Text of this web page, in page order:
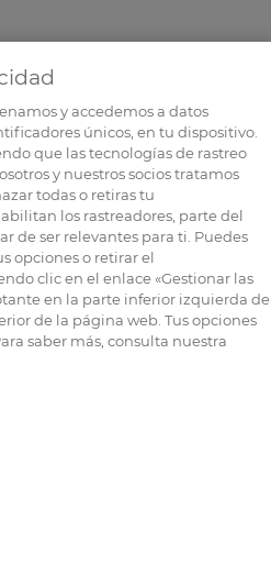
y accedemos a datos
únicos, en tu dispositivo.
que las tecnologías de rastreo
y nuestros socios tratamos
todas o retiras tu
los rastreadores, parte del
de ser relevantes para ti. Puedes
opciones o retirar el
clic en el enlace «Gestionar las
en la parte inferior izquierda de
de la página web. Tus opciones
saber más, consulta nuestra